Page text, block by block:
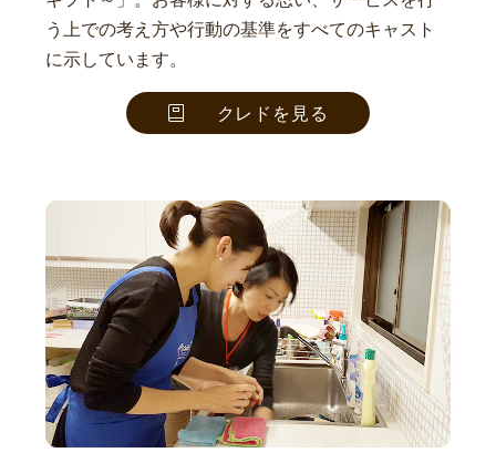
う上での考え方や行動の基準をすべてのキャスト
に示しています。
クレドを見る